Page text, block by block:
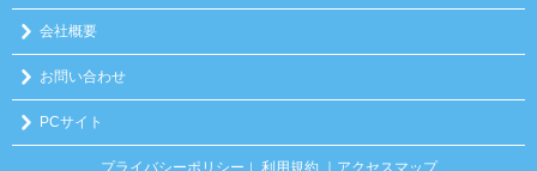
会社概要
お問い合わせ
PCサイト
プライバシーポリシー ｜ 利用規約 ｜アクセスマップ